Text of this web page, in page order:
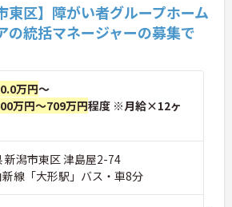
東区】障がい者グループホーム
の統括マネージャーの募集で
万円～
万円～709万円程度 ※月給×12ヶ
新潟市東区 津島屋2-74
新線「大形駅」バス・車8分